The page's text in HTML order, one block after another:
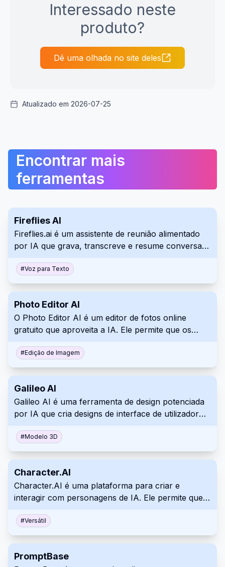
Interessado neste
produto?
Dê uma olhada no site deles
Atualizado em 2026-07-25
Encontrar mais
ferramentas
Fireflies AI
Fireflies.ai é um assistente de reunião alimentado
por IA que grava, transcreve e resume conversas.
videoconferência e produtividade para fornecer
informações abrangentes sobre o conteúdo da
discussões e decisões importantes tomadas.
#Voz para Texto
Photo Editor AI
O Photo Editor AI é um editor de fotos online
gratuito que aproveita a IA. Ele permite que os
ou manchas indesejadas das imagens. Melhore a
qualidade da imagem sem esforço com esta
#Edição de Imagem
Galileo AI
Galileo AI é uma ferramenta de design potenciada
por IA que cria designs de interface de utilizador
Gera IUs completas rapidamente, poupando aos
designers um tempo significativo. Este fluxo de
design de alto impacto em vez de trabalho manual.
#Modelo 3D
Character.AI
Character.AI é uma plataforma para criar e
interagir com personagens de IA. Ele permite que
colaborem em projetos criativos e explorem
diferentes cenários. Explore Character.AI para ter
praticar outro idioma ou como uma ferramenta
#Versátil
PromptBase